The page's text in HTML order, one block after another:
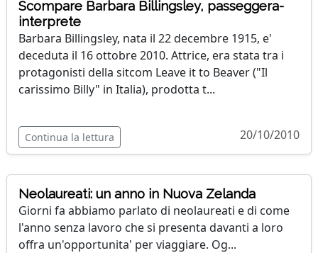
Scompare Barbara Billingsley, passeggera-
interprete
Barbara Billingsley, nata il 22 decembre 1915, e'
deceduta il 16 ottobre 2010. Attrice, era stata tra i
protagonisti della sitcom Leave it to Beaver ("Il
carissimo Billy" in Italia), prodotta t...
Continua la lettura 20/10/2010
Neolaureati: un anno in Nuova Zelanda
Giorni fa abbiamo parlato di neolaureati e di come
l'anno senza lavoro che si presenta davanti a loro
offra un'opportunita' per viaggiare. Og...